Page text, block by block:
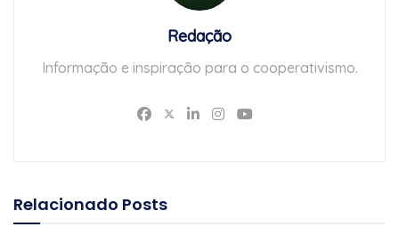
Redação
Informação e inspiração para o cooperativismo.
Relacionado Posts